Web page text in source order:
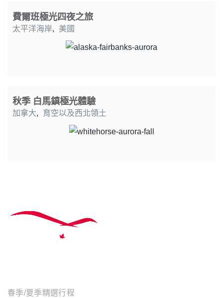
費爾班極光四夜之旅
太平洋海岸, 美國
秋季 白馬鎮極光體驗
加拿大, 育空以及西北領土
春季/夏季精選行程